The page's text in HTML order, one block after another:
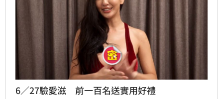
6／27驗愛滋 前一百名送實用好禮